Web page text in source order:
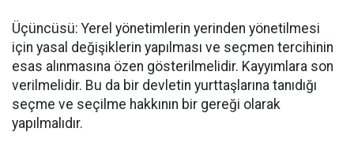
Üçüncüsü: Yerel yönetimlerin yerinden yönetilmesi
için yasal değişiklerin yapılması ve seçmen tercihinin
esas alınmasına özen gösterilmelidir. Kayyımlara son
verilmelidir. Bu da bir devletin yurttaşlarına tanıdığı
seçme ve seçilme hakkının bir gereği olarak
yapılmalıdır.